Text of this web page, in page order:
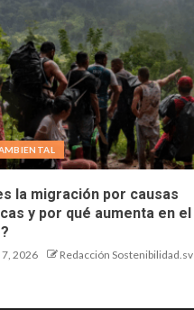
la migración por causas
y por qué aumenta en el
2026 Redacción Sostenibilidad.sv